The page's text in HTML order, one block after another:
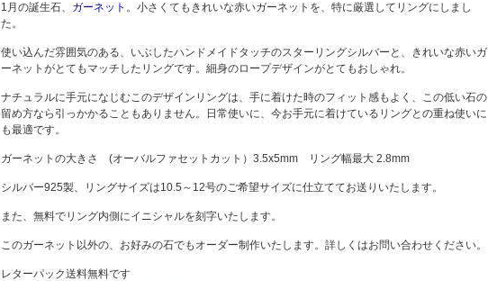
1月の誕生石、 ガーネット 。小さくてもきれいな赤いガーネットを、特に厳選してリングにしまし
た。
使い込んだ雰囲気のある、いぶしたハンドメイドタッチのスターリングシルバーと、きれいな赤いガ
ーネットがとてもマッチしたリングです。細身のロープデザインがとてもおしゃれ。
ナチュラルに手元になじむこのデザインリングは、手に着けた時のフィット感もよく、この低い石の
留め方なら引っかかることもありません。日常使いに、今お手元に着けているリングとの重ね使いに
も最適です。
ガーネットの大きさ (オーバルファセットカット）3.5x5mm リング幅最大 2.8mm
シルバー925製、リングサイズは10.5～12号のご希望サイズに仕立ててお送りいたします。
また、無料でリング内側にイニシャルを刻字いたします。
このガーネット以外の、お好みの石でもオーダー制作いたします。詳しくはお問い合わせください。
レターパック送料無料です